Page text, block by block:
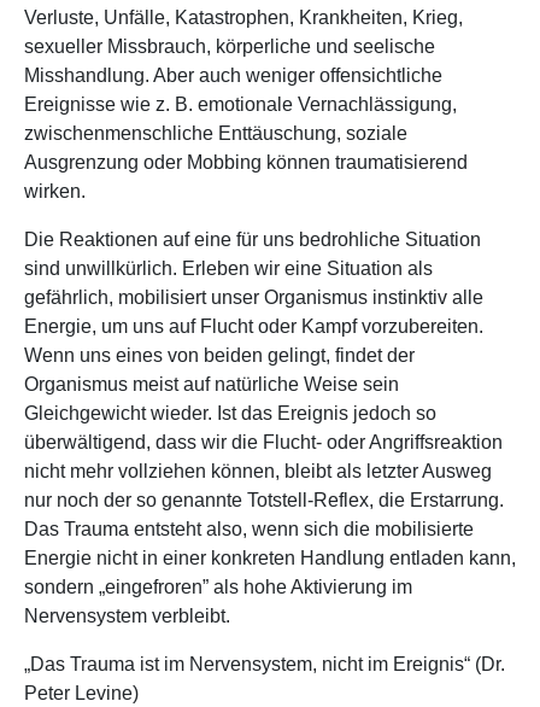
Verluste, Unfälle, Katastrophen, Krankheiten, Krieg,
sexueller Missbrauch, körperliche und seelische
Misshandlung. Aber auch weniger offensichtliche
Ereignisse wie z. B. emotionale Vernachlässigung,
zwischenmenschliche Enttäuschung, soziale
Ausgrenzung oder Mobbing können traumatisierend
wirken.
Die Reaktionen auf eine für uns bedrohliche Situation
sind unwillkürlich. Erleben wir eine Situation als
gefährlich, mobilisiert unser Organismus instinktiv alle
Energie, um uns auf Flucht oder Kampf vorzubereiten.
Wenn uns eines von beiden gelingt, findet der
Organismus meist auf natürliche Weise sein
Gleichgewicht wieder. Ist das Ereignis jedoch so
überwältigend, dass wir die Flucht- oder Angriffsreaktion
nicht mehr vollziehen können, bleibt als letzter Ausweg
nur noch der so genannte Totstell-Reflex, die Erstarrung.
Das Trauma entsteht also, wenn sich die mobilisierte
Energie nicht in einer konkreten Handlung entladen kann,
sondern „eingefroren” als hohe Aktivierung im
Nervensystem verbleibt.
„Das Trauma ist im Nervensystem, nicht im Ereignis“ (Dr.
Peter Levine)